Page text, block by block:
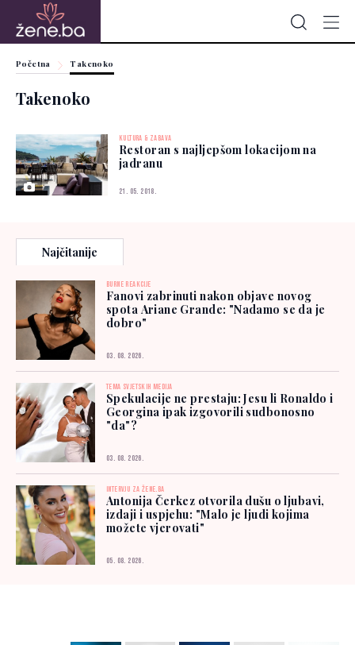
Početna Takenoko
Takenoko
KULTURA & ZABAVA
Restoran s najljepšom lokacijom na
jadranu
21. 05. 2018.
Najčitanije
BURNE REAKCIJE
Fanovi zabrinuti nakon objave novog
spota Ariane Grande: "Nadamo se da je
dobro"
03. 08. 2026.
TEMA SVJETSKIH MEDIJA
Spekulacije ne prestaju: Jesu li Ronaldo i
Georgina ipak izgovorili sudbonosno
"da"?
03. 08. 2026.
INTERVJU ZA ŽENE.BA
Antonija Čerkez otvorila dušu o ljubavi,
izdaji i uspjehu: "Malo je ljudi kojima
možete vjerovati"
05. 08. 2026.